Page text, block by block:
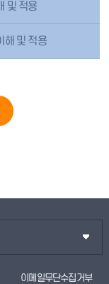
및 적용
해 및 적용
이메일무단수집거부